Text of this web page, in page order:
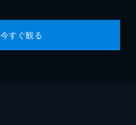
今すぐ観る